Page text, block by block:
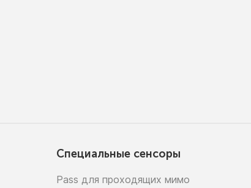
Специальные сенсоры
Pass для проходящих мимо